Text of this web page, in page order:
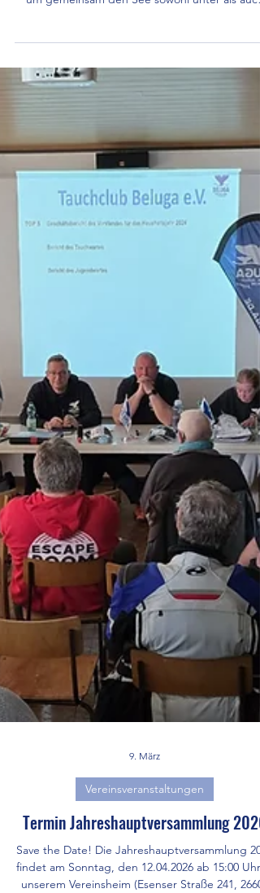
20 Belugas am Badesee Tannenhausen
um gemeinsam den See sowohl unter als auch
über Wasser etwas von Müll zu befreien. Aber
selbst, hier ein paar Impressionen: Bilder:
Mitglieder - TC Beluga e.V.
9. März